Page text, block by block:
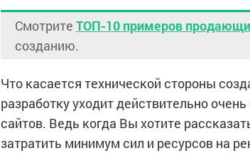
Смотрите ТОП-10 примеров
созданию.
Что касается технической стороны
разработку уходит действительно
сайтов. Ведь когда Вы хотите
затратить минимум сил и ресурсов на